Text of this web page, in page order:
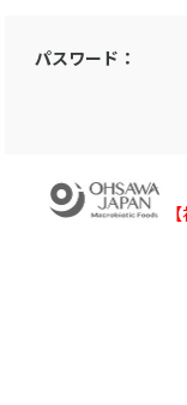
パスワード：